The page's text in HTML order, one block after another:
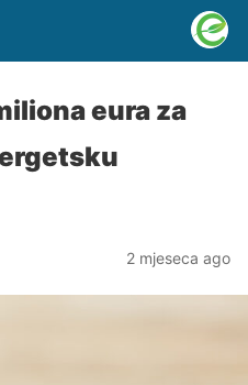
eura za
2 mjeseca ago